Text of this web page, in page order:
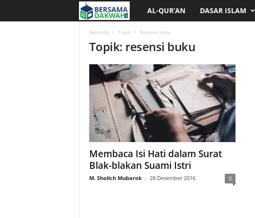
e
r
s
a
m
a
a
AL-QUR’AN DASAR ISLAM
Beranda Topik Resensi buku
Topik: resensi buku
Membaca Isi Hati dalam Surat
Blak-blakan Suami Istri
M. Sholich Mubarok - 28 Desember 2016 0